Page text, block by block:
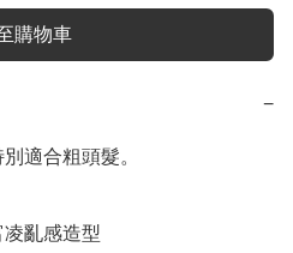
購物車
−
適合粗頭髮。
亂感造型